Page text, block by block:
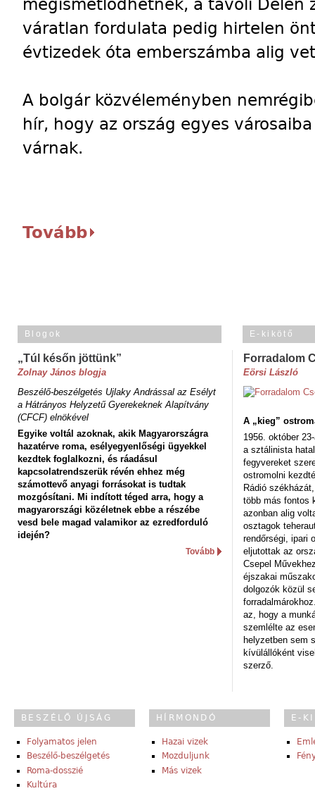
megismétlődhetnek, a távoli Délen
váratlan fordulata pedig hirtelen
évtizedek óta emberszámba alig
A bolgár közvéleményben
hír, hogy az ország egyes
várnak.
Tovább
Blogok
„Túl későn jöttünk”
Zolnay János blogja
Beszélő-beszélgetés Ujlaky Andrással az Esélyt
a Hátrányos Helyzetű Gyerekeknek Alapítvány
(CFCF) elnökével
Egyike voltál azoknak, akik Magyarországra
hazatérve roma, esélyegyenlőségi ügyekkel
kezdtek foglalkozni, és ráadásul
kapcsolatrendszerük révén ehhez még
számottevő anyagi forrásokat is tudtak
mozgósítani. Mi indított téged arra, hogy a
magyarországi közéletnek ebbe a részébe
vesd bele magad valamikor az ezredforduló
idején?
Tovább
E-kikötő
Forradalom
Eörsi László
A „kieg”
1956. október
a sztálinista
fegyvereket
ostromolni
Rádió
több más fontos
azonban alig
osztagok
rendőrségi, ipari
eljutottak az
Csepel
éjszakai
dolgozók közül
az, hogy a
szemlélte az
helyzetben sem
kívülállóként
szerző.
BESZÉLŐ ÚJSÁG
Folyamatos jelen
Beszélő-beszélgetés
Roma-dosszié
Kultúra
HÍRMONDÓ
Hazai vizek
Mozduljunk
Más vizek
E-